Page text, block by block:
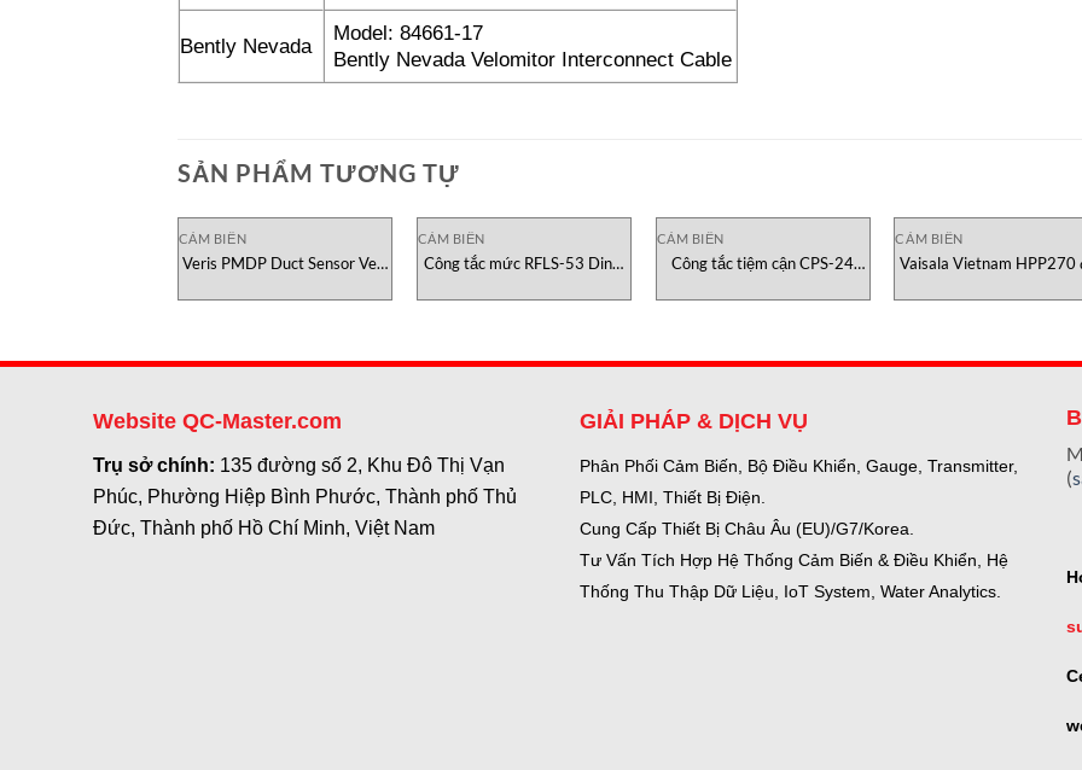
Bently Nevada
Model: 84661-17
Bently Nevada Velomitor Interconnect Cable
SẢN PHẨM TƯƠNG TỰ
CẢM BIẾN
Veris PMDP Duct Sensor Veri
CẢM BIẾN
Công tắc mức RFLS-53 Dinel
CẢM BIẾN
Công tắc tiệm cận CPS-24
CẢM BIẾN
Vaisala Vietnam HPP270
Website QC-Master.com
Trụ sở chính: 135 đường số 2, Khu Đô Thị Vạn
Phúc, Phường Hiệp Bình Phước, Thành phố Thủ
Đức, Thành phố Hồ Chí Minh, Việt Nam
GIẢI PHÁP & DỊCH VỤ
Phân Phối Cảm Biến, Bộ Điều Khiển, Gauge, Transmitter,
PLC, HMI, Thiết Bị Điện.
Cung Cấp Thiết Bị Châu Âu (EU)/G7/Korea.
Tư Vấn Tích Hợp Hệ Thống Cảm Biến & Điều Khiển, Hệ
Thống Thu Thập Dữ Liệu, IoT System, Water Analytics.
(